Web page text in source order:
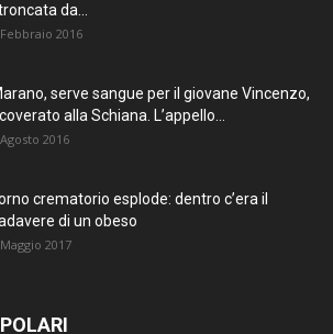
da...
2016
serve sangue per il giovane Vincenzo,
alla Schiana. L’appello...
2016
crematorio esplode: dentro c’era il
di un obeso
2017